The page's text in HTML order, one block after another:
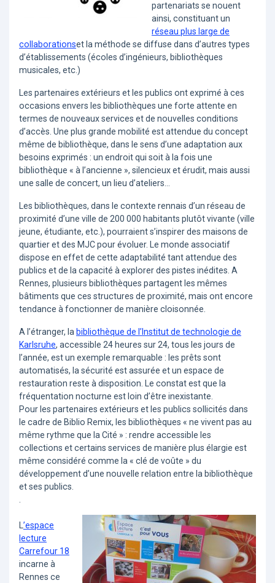
partenariats se nouent
ainsi, constituant un
réseau plus large de
collaborationset la méthode se diffuse dans d’autres types
d’établissements (écoles d’ingénieurs, bibliothèques
musicales, etc.)
Les partenaires extérieurs et les publics ont exprimé à ces
occasions envers les bibliothèques une forte attente en
termes de nouveaux services et de nouvelles conditions
d’accès. Une plus grande mobilité est attendue du concept
même de bibliothèque, dans le sens d’une adaptation aux
besoins exprimés : un endroit qui soit à la fois une
bibliothèque « à l’ancienne », silencieux et érudit, mais aussi
une salle de concert, un lieu d’ateliers…
Les bibliothèques, dans le contexte rennais d’un réseau de
proximité d’une ville de 200 000 habitants plutôt vivante (ville
jeune, étudiante, etc.), pourraient s’inspirer des maisons de
quartier et des MJC pour évoluer. Le monde associatif
dispose en effet de cette adaptabilité tant attendue des
publics et de la capacité à explorer des pistes inédites. A
Rennes, plusieurs bibliothèques partagent les mêmes
bâtiments que ces structures de proximité, mais ont encore
tendance à fonctionner de manière cloisonnée.
A l’étranger, la bibliothèque de l’Institut de technologie de
Karlsruhe, accessible 24 heures sur 24, tous les jours de
l’année, est un exemple remarquable : les prêts sont
automatisés, la sécurité est assurée et un espace de
restauration reste à disposition. Le constat est que la
fréquentation nocturne est loin d’être inexistante.
Pour les partenaires extérieurs et les publics sollicités dans
le cadre de Biblio Remix, les bibliothèques « ne vivent pas au
même rythme que la Cité » : rendre accessible les
collections et certains services de manière plus élargie est
même considéré comme la « clé de voûte » du
développement d’une nouvelle relation entre la bibliothèque
et ses publics.
.
L’espace
lecture
Carrefour 18
incarne à
Rennes ce